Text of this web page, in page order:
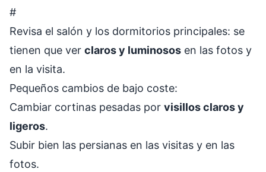
#
Revisa el salón y los dormitorios principales: se
tienen que ver claros y luminosos en las fotos y
en la visita.
Pequeños cambios de bajo coste:
Cambiar cortinas pesadas por visillos claros y
ligeros.
Subir bien las persianas en las visitas y en las
fotos.